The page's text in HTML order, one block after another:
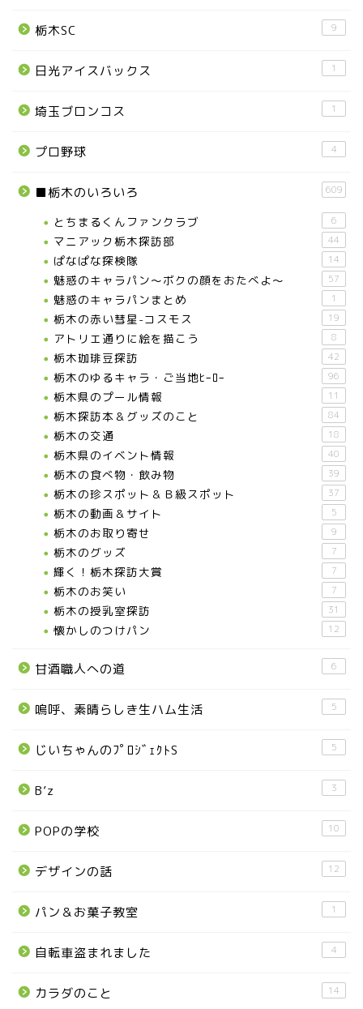
栃木SC 9
日光アイスバックス 1
埼玉ブロンコス 1
プロ野球 4
■栃木のいろいろ 609
とちまるくんファンクラブ 6
マニアック栃木探訪部 44
ぱなぱな探検隊 14
魅惑のキャラパン～ボクの顔をおたべよ～ 57
魅惑のキャラパンまとめ 1
栃木の赤い彗星-コスモス 19
アトリエ通りに絵を描こう 8
栃木珈琲豆探訪 42
栃木のゆるキャラ・ご当地ﾋｰﾛｰ 96
栃木県のプール情報 11
栃木探訪本＆グッズのこと 84
栃木の交通 18
栃木県のイベント情報 40
栃木の食べ物・飲み物 39
栃木の珍スポット＆Ｂ級スポット 37
栃木の動画＆サイト 5
栃木のお取り寄せ 9
栃木のグッズ 7
輝く！栃木探訪大賞 7
栃木のお笑い 7
栃木の授乳室探訪 31
懐かしのつけパン 12
甘酒職人への道 6
嗚呼、素晴らしき生ハム生活 5
じいちゃんのﾌﾟﾛｼﾞｪｸﾄS 5
B’z 3
POPの学校 10
デザインの話 12
パン＆お菓子教室 1
自転車盗まれました 4
カラダのこと 14